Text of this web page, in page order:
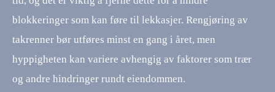
blokkeringer som kan føre til lekkasjer. Rengjøring av
takrenner bør utføres minst en gang i året, men
hyppigheten kan variere avhengig av faktorer som trær
og andre hindringer rundt eiendommen.